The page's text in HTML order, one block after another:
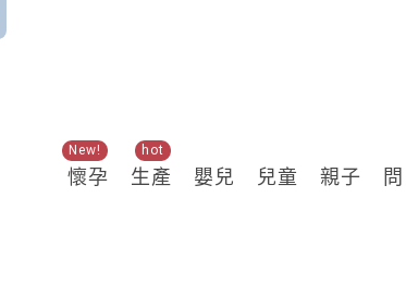
懷孕
New!
生產
hot
嬰兒 兒童 親子
關鍵熱搜